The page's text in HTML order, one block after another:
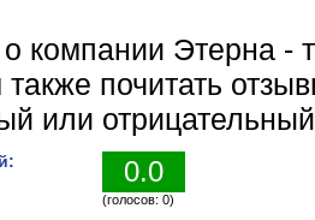
компании Этерна -
почитать
или
0.0
(голосов: 0)